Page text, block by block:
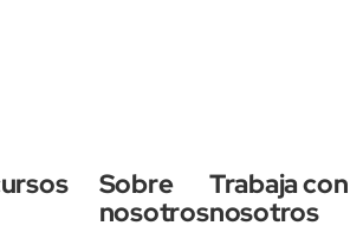
Sobre
nosotros
Trabaja con
nosotros